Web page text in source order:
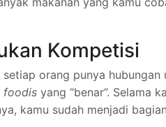
Kompetisi
orang punya hubungan
foodis yang “benar”. Selama
kamu sudah menjadi